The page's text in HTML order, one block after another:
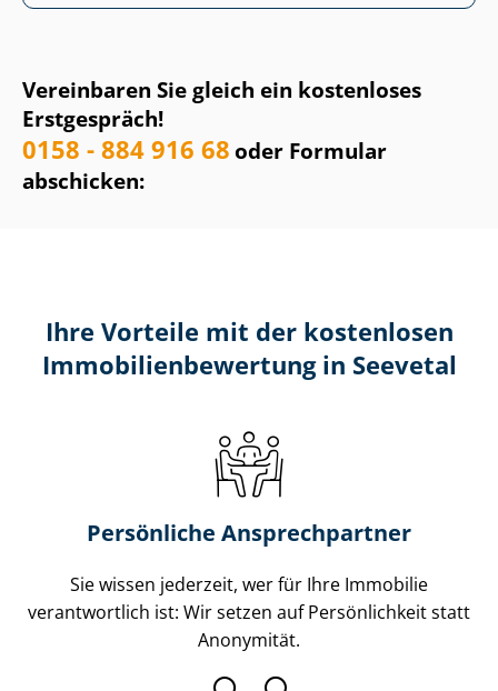
Vereinbaren Sie gleich ein kostenloses
Erstgespräch!
0158 - 884 916 68oder Formular
abschicken:
Ihre Vorteile mit der kostenlosen
Im­mo­bi­li­en­be­wer­tung in Seevetal
Persönliche Ansprechpartner
Sie wissen jederzeit, wer für Ihre Immobilie
verantwortlich ist: Wir setzen auf Persönlichkeit statt
Anonymität.